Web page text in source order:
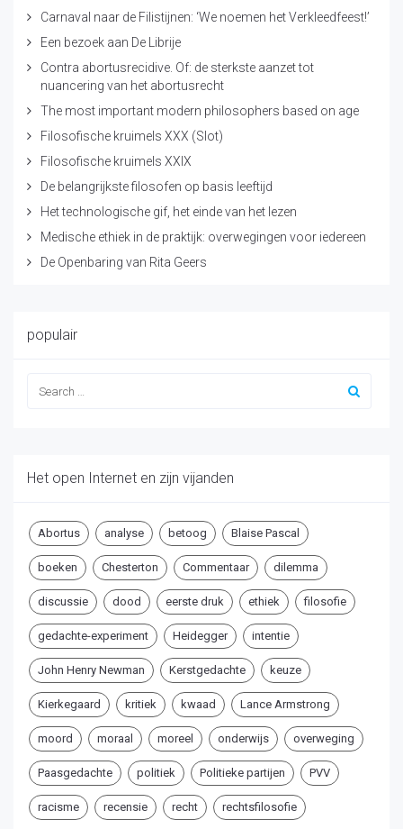
Carnaval naar de Filistijnen: ‘We noemen het Verkleedfeest!’
Een bezoek aan De Librije
Contra abortusrecidive. Of: de sterkste aanzet tot
nuancering van het abortusrecht
The most important modern philosophers based on age
Filosofische kruimels XXX (Slot)
Filosofische kruimels XXIX
De belangrijkste filosofen op basis leeftijd
Het technologische gif, het einde van het lezen
Medische ethiek in de praktijk: overwegingen voor iedereen
De Openbaring van Rita Geers
populair
Het open Internet en zijn vijanden
Abortus analyse betoog Blaise Pascal
boeken Chesterton Commentaar dilemma
discussie dood eerste druk ethiek filosofie
gedachte-experiment Heidegger intentie
John Henry Newman Kerstgedachte keuze
Kierkegaard kritiek kwaad Lance Armstrong
moord moraal moreel onderwijs overweging
Paasgedachte politiek Politieke partijen PVV
racisme recensie recht rechtsfilosofie